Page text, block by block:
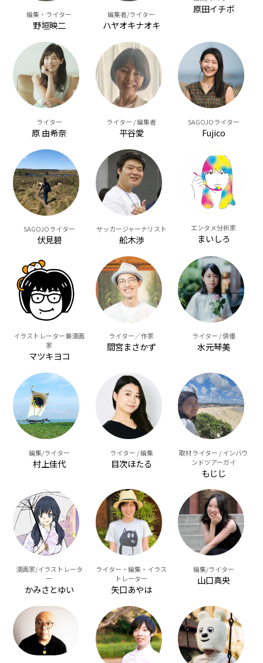
編集・ライター
野垣映二
編集者/ライター
ハヤオキナオキ
原田イチボ
ライター
原 由希奈
ライター / 編集者
平谷愛
SAGOJOライター
Fujico
SAGOJOライター
伏見碧
サッカージャーナリスト
舩木渉
エンタメ分析家
まいしろ
イラストレーター兼漫画
家
マツキヨコ
ライター／作家
間宮まさかず
ライター / 俳優
水元琴美
編集/ライター
村上佳代
ライター / 編集
目次ほたる
取材ライター / インバウ
ンドツアーガイ
もじじ
漫画家/イラストレータ
ー
かみさとゆい
ライター・編集・イラス
トレーター
矢口あやは
編集/ライター
山口真央